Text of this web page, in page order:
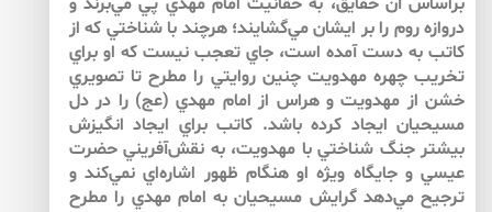
دروازه روم را بر ايشان مي‌گشايند؛ هرچند با شناختي كه از
كاتب به دست آمده است، جاي تعجب نيست كه او براي
تخريب چهره مهدويت چنين روايتي را مطرح تا تصويري
خشن از مهدويت و هراس از امام مهدي (عج) را در دل
مسيحيان ايجاد كرده باشد. كاتب براي ايجاد انگيزش
بيش­تر جنگ شناختي با مهدويت، به نقش‌آفريني حضرت
عيسي و جايگاه ويژه او هنگام ظهور اشاره‌اي نمي‌كند و
ترجيح مي‌دهد گرايش مسيحيان به امام مهدي را مطرح